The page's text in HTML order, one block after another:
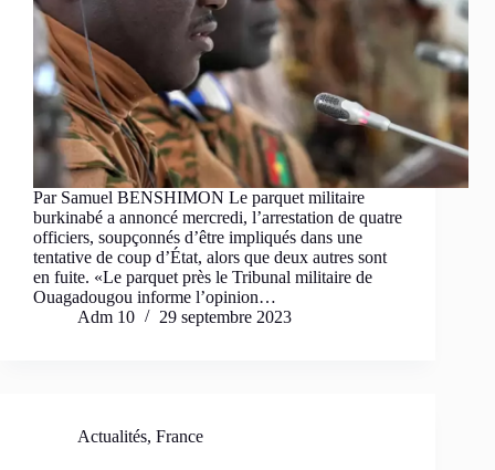
Par Samuel BENSHIMON Le parquet militaire
burkinabé a annoncé mercredi, l’arrestation de quatre
officiers, soupçonnés d’être impliqués dans une
tentative de coup d’État, alors que deux autres sont
en fuite. «Le parquet près le Tribunal militaire de
Ouagadougou informe l’opinion…
Adm 10
29 septembre 2023
Actualités, France